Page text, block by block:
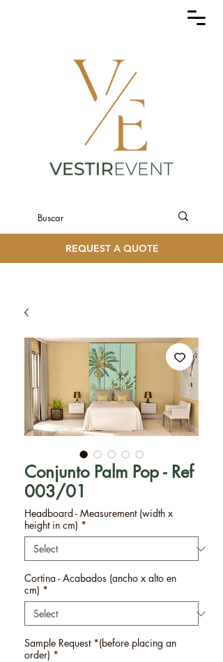
REQUEST A QUOTE
Conjunto Palm Pop - Ref
003/01
Headboard - Measurement (width x
height in cm) *
Cortina - Acabados (ancho x alto en
cm) *
Sample Request *(before placing an
order) *